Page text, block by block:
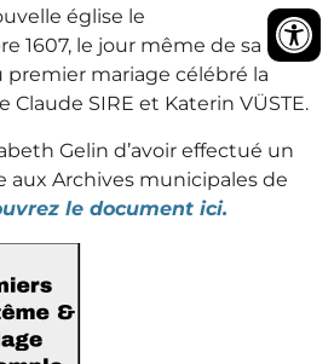
église le
1607, le jour même de sa
premier mariage célébré la
Claude SIRE et Katerin VÜSTE.
Gelin d’avoir effectué un
aux Archives municipales de
le document ici.